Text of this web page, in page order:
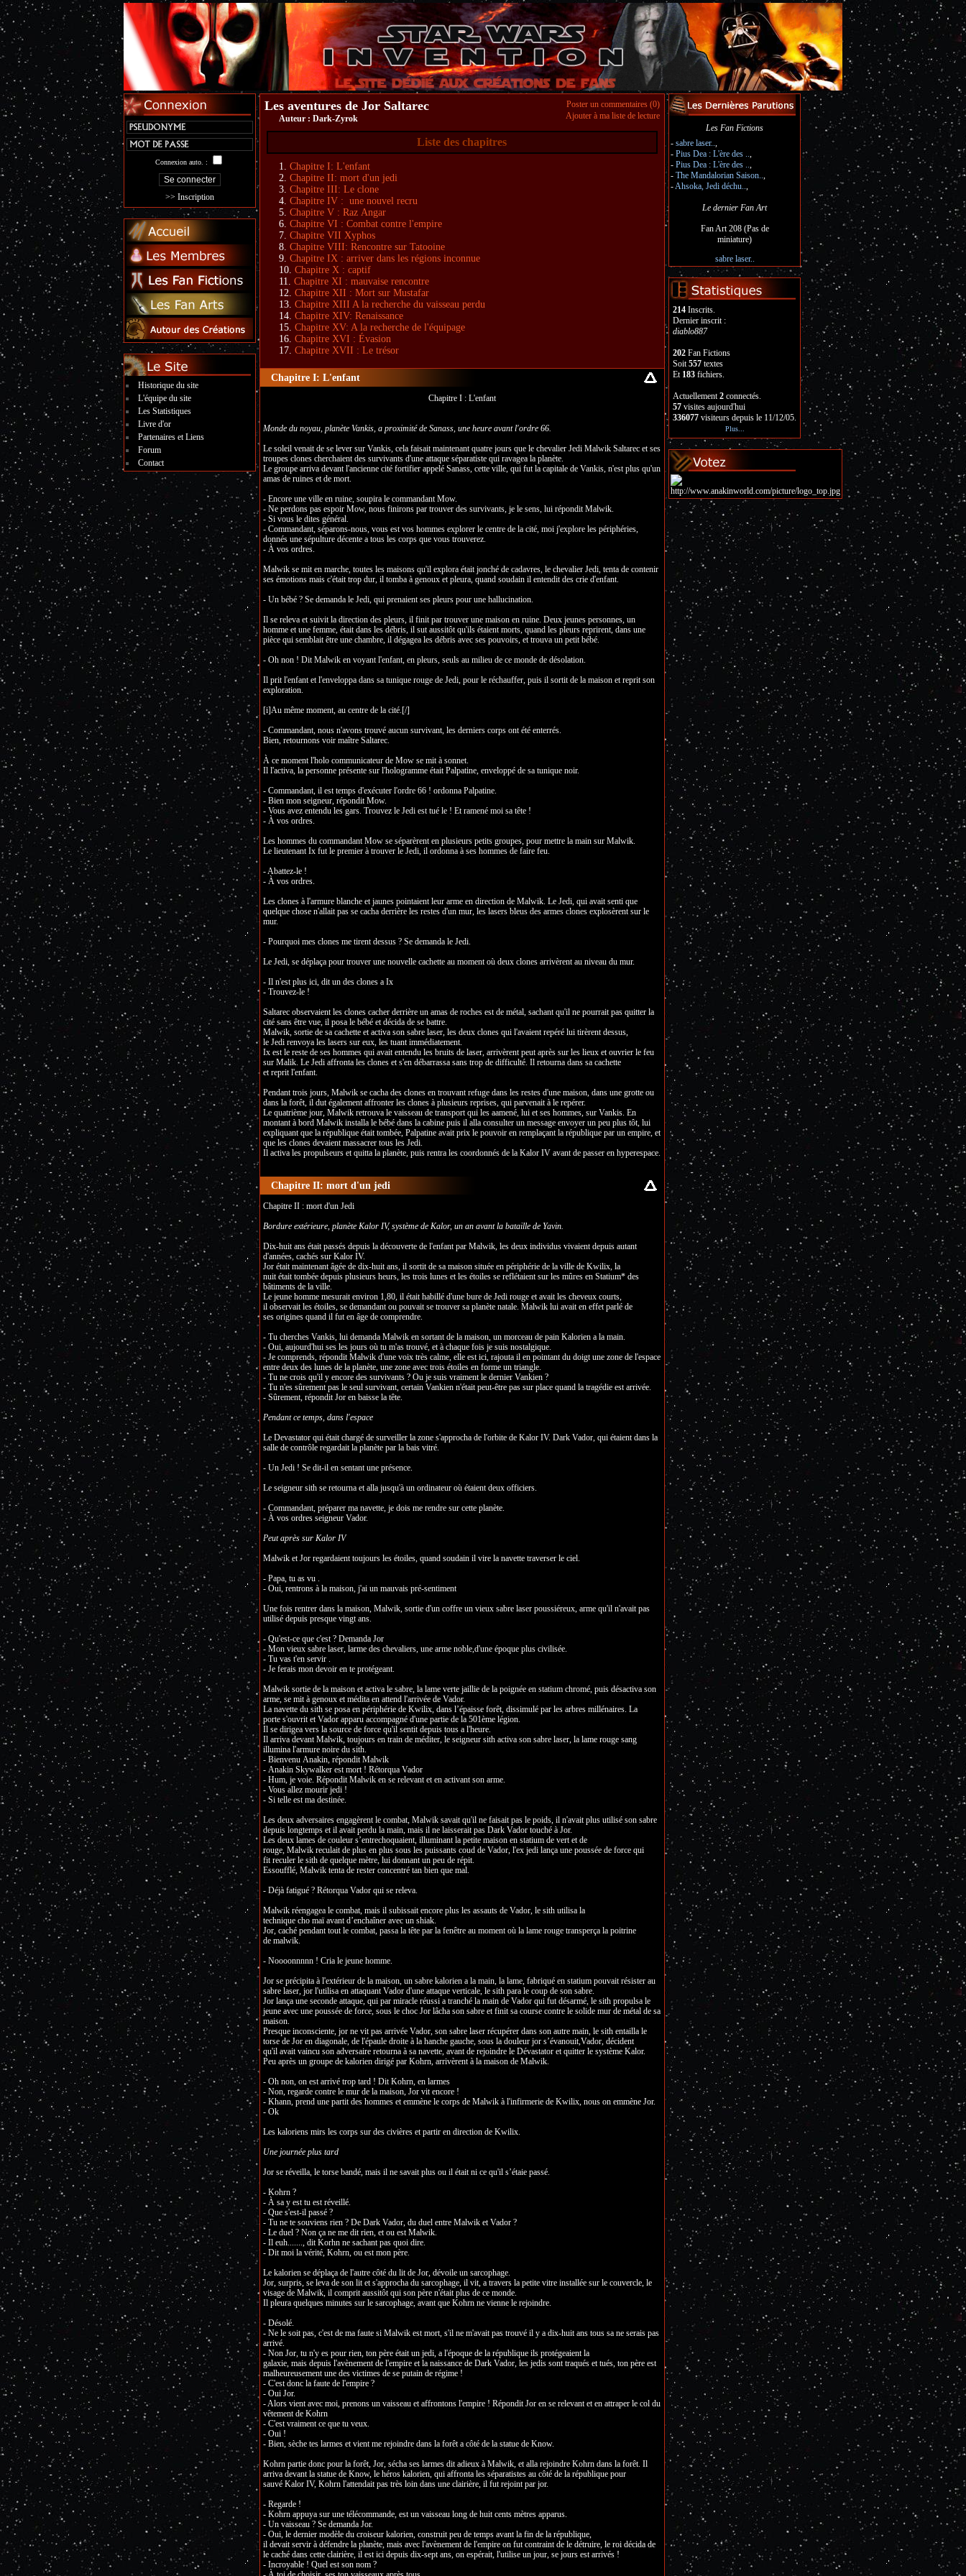
Connexion auto. :
>> Inscription
Historique du site
L'équipe du site
Les Statistiques
Livre d'or
Partenaires et Liens
Forum
Contact
Poster un commentaires (0)
Ajouter à ma liste de lecture
Les aventures de Jor Saltarec
Auteur : Dark-Zyrok
Liste des chapitres
Chapitre I: L'enfant
Chapitre II: mort d'un jedi
Chapitre III: Le clone
Chapitre IV : une nouvel recru
Chapitre V : Raz Angar
Chapitre VI : Combat contre l'empire
Chapitre VII Xyphos
Chapitre VIII: Rencontre sur Tatooine
Chapitre IX : arriver dans les régions inconnue
Chapitre X : captif
Chapitre XI : mauvaise rencontre
Chapitre XII : Mort sur Mustafar
Chapitre XIII A la recherche du vaisseau perdu
Chapitre XIV: Renaissance
Chapitre XV: A la recherche de l'équipage
Chapitre XVI : Évasion
Chapitre XVII : Le trésor
Chapitre I: L'enfant
Chapitre I : L'enfant
Monde du noyau, planète Vankis, a proximité de Sanass, une heure avant l'ordre 66.
Le soleil venait de se lever sur Vankis, cela faisait maintenant quatre jours que le chevalier Jedi Malwik Saltarec et ses
troupes clones cherchaient des survivants d'une attaque séparatiste qui ravagea la planète.
Le groupe arriva devant l'ancienne cité fortifier appelé Sanass, cette ville, qui fut la capitale de Vankis, n'est plus qu'un
amas de ruines et de mort.
- Encore une ville en ruine, soupira le commandant Mow.
- Ne perdons pas espoir Mow, nous finirons par trouver des survivants, je le sens, lui répondit Malwik.
- Si vous le dites général.
- Commandant, séparons-nous, vous est vos hommes explorer le centre de la cité, moi j'explore les périphéries,
donnés une sépulture décente a tous les corps que vous trouverez.
- À vos ordres.
Malwik se mit en marche, toutes les maisons qu'il explora était jonché de cadavres, le chevalier Jedi, tenta de contenir
ses émotions mais c'était trop dur, il tomba à genoux et pleura, quand soudain il entendit des crie d'enfant.
- Un bébé ? Se demanda le Jedi, qui prenaient ses pleurs pour une hallucination.
Il se releva et suivit la direction des pleurs, il finit par trouver une maison en ruine. Deux jeunes personnes, un
homme et une femme, était dans les débris, il sut aussitôt qu'ils étaient morts, quand les pleurs reprirent, dans une
pièce qui semblait être une chambre, il dégagea les débris avec ses pouvoirs, et trouva un petit bébé.
- Oh non ! Dit Malwik en voyant l'enfant, en pleurs, seuls au milieu de ce monde de désolation.
Il prit l'enfant et l'enveloppa dans sa tunique rouge de Jedi, pour le réchauffer, puis il sortit de la maison et reprit son
exploration.
[i]Au même moment, au centre de la cité.[/]
- Commandant, nous n'avons trouvé aucun survivant, les derniers corps ont été enterrés.
Bien, retournons voir maître Saltarec.
À ce moment l'holo communicateur de Mow se mit à sonnet.
Il l'activa, la personne présente sur l'hologramme était Palpatine, enveloppé de sa tunique noir.
- Commandant, il est temps d'exécuter l'ordre 66 ! ordonna Palpatine.
- Bien mon seigneur, répondit Mow.
- Vous avez entendu les gars. Trouvez le Jedi est tué le ! Et ramené moi sa tête !
- À vos ordres.
Les hommes du commandant Mow se séparèrent en plusieurs petits groupes, pour mettre la main sur Malwik.
Le lieutenant Ix fut le premier à trouver le Jedi, il ordonna à ses hommes de faire feu.
- Abattez-le !
- À vos ordres.
Les clones à l'armure blanche et jaunes pointaient leur arme en direction de Malwik. Le Jedi, qui avait senti que
quelque chose n'allait pas se cacha derrière les restes d'un mur, les lasers bleus des armes clones explosèrent sur le
mur.
- Pourquoi mes clones me tirent dessus ? Se demanda le Jedi.
Le Jedi, se déplaça pour trouver une nouvelle cachette au moment où deux clones arrivèrent au niveau du mur.
- Il n'est plus ici, dit un des clones a Ix
- Trouvez-le !
Saltarec observaient les clones cacher derrière un amas de roches est de métal, sachant qu'il ne pourrait pas quitter la
cité sans être vue, il posa le bébé et décida de se battre.
Malwik, sortie de sa cachette et activa son sabre laser, les deux clones qui l'avaient repéré lui tirèrent dessus,
le Jedi renvoya les lasers sur eux, les tuant immédiatement.
Ix est le reste de ses hommes qui avait entendu les bruits de laser, arrivèrent peut après sur les lieux et ouvrier le feu
sur Malik. Le Jedi affronta les clones et s'en débarrassa sans trop de difficulté. Il retourna dans sa cachette
et reprit l'enfant.
Pendant trois jours, Malwik se cacha des clones en trouvant refuge dans les restes d'une maison, dans une grotte ou
dans la forêt, il dut également affronter les clones à plusieurs reprises, qui parvenait à le repérer.
Le quatrième jour, Malwik retrouva le vaisseau de transport qui les aamené, lui et ses hommes, sur Vankis. En
montant à bord Malwik installa le bébé dans la cabine puis il alla consulter un message envoyer un peu plus tôt, lui
expliquant que la république était tombée, Palpatine avait prix le pouvoir en remplaçant la république par un empire, et
que les clones devaient massacrer tous les Jedi.
Il activa les propulseurs et quitta la planète, puis rentra les coordonnés de la Kalor IV avant de passer en hyperespace.
Chapitre II: mort d'un jedi
Chapitre II : mort d'un Jedi
Bordure extérieure, planète Kalor IV, système de Kalor, un an avant la bataille de Yavin.
Dix-huit ans était passés depuis la découverte de l'enfant par Malwik, les deux individus vivaient depuis autant
d'années, cachés sur Kalor IV.
Jor était maintenant âgée de dix-huit ans, il sortit de sa maison située en périphérie de la ville de Kwilix, la
nuit était tombée depuis plusieurs heurs, les trois lunes et les étoiles se reflétaient sur les mûres en Statium* des
bâtiments de la ville.
Le jeune homme mesurait environ 1,80, il était habillé d'une bure de Jedi rouge et avait les cheveux courts,
il observait les étoiles, se demandant ou pouvait se trouver sa planète natale. Malwik lui avait en effet parlé de
ses origines quand il fut en âge de comprendre.
- Tu cherches Vankis, lui demanda Malwik en sortant de la maison, un morceau de pain Kalorien a la main.
- Oui, aujourd'hui ses les jours où tu m'as trouvé, et à chaque fois je suis nostalgique.
- Je comprends, répondit Malwik d'une voix très calme, elle est ici, rajouta il en pointant du doigt une zone de l'espace
entre deux des lunes de la planète, une zone avec trois étoiles en forme un triangle.
- Tu ne crois qu'il y encore des survivants ? Ou je suis vraiment le dernier Vankien ?
- Tu n'es sûrement pas le seul survivant, certain Vankien n'était peut-être pas sur place quand la tragédie est arrivée.
- Sûrement, répondit Jor en baisse la tête.
Pendant ce temps, dans l'espace
Le Devastator qui était chargé de surveiller la zone s'approcha de l'orbite de Kalor IV. Dark Vador, qui étaient dans la
salle de contrôle regardait la planète par la bais vitré.
- Un Jedi ! Se dit-il en sentant une présence.
Le seigneur sith se retourna et alla jusqu'à un ordinateur où étaient deux officiers.
- Commandant, préparer ma navette, je dois me rendre sur cette planète.
- À vos ordres seigneur Vador.
Peut après sur Kalor IV
Malwik et Jor regardaient toujours les étoiles, quand soudain il vire la navette traverser le ciel.
- Papa, tu as vu .
- Oui, rentrons à la maison, j'ai un mauvais pré-sentiment
Une fois rentrer dans la maison, Malwik, sortie d'un coffre un vieux sabre laser poussiéreux, arme qu'il n'avait pas
utilisé depuis presque vingt ans.
- Qu'est-ce que c'est ? Demanda Jor
- Mon vieux sabre laser, larme des chevaliers, une arme noble,d'une époque plus civilisée.
- Tu vas t'en servir .
- Je ferais mon devoir en te protégeant.
Malwik sortie de la maison et activa le sabre, la lame verte jaillie de la poignée en statium chromé, puis désactiva son
arme, se mit à genoux et médita en attend l'arrivée de Vador.
La navette du sith se posa en périphérie de Kwilix, dans l’épaisse forêt, dissimulé par les arbres millénaires. La
porte s'ouvrit et Vador apparu accompagné d'une partie de la 501ème légion.
Il se dirigea vers la source de force qu'il sentit depuis tous a l'heure.
Il arriva devant Malwik, toujours en train de méditer, le seigneur sith activa son sabre laser, la lame rouge sang
illumina l'armure noire du sith.
- Bienvenu Anakin, répondit Malwik
- Anakin Skywalker est mort ! Rétorqua Vador
- Hum, je voie. Répondit Malwik en se relevant et en activant son arme.
- Vous allez mourir jedi !
- Si telle est ma destinée.
Les deux adversaires engagèrent le combat, Malwik savait qu'il ne faisait pas le poids, il n'avait plus utilisé son sabre
depuis longtemps et il avait perdu la main, mais il ne laisserait pas Dark Vador touché à Jor.
Les deux lames de couleur s’entrechoquaient, illuminant la petite maison en statium de vert et de
rouge, Malwik reculait de plus en plus sous les puissants coud de Vador, l'ex jedi lança une poussée de force qui
fit reculer le sith de quelque mètre, lui donnant un peu de répit.
Essoufflé, Malwik tenta de rester concentré tan bien que mal.
- Déjà fatigué ? Rétorqua Vador qui se releva.
Malwik réengagea le combat, mais il subissait encore plus les assauts de Vador, le sith utilisa la
technique cho maï avant d’enchaîner avec un shiak.
Jor, caché pendant tout le combat, passa la tête par la fenêtre au moment où la lame rouge transperça la poitrine
de malwik.
- Noooonnnnn ! Cria le jeune homme.
Jor se précipita à l'extérieur de la maison, un sabre kalorien a la main, la lame, fabriqué en statium pouvait résister au
sabre laser, jor l'utilisa en attaquant Vador d'une attaque verticale, le sith para le coup de son sabre.
Jor lança une seconde attaque, qui par miracle réussi a tranché la main de Vador qui fut désarmé, le sith propulsa le
jeune avec une poussée de force, sous le choc Jor lâcha son sabre et finit sa course contre le solide mur de métal de sa
maison.
Presque inconsciente, jor ne vit pas arrivée Vador, son sabre laser récupérer dans son autre main, le sith entailla le
torse de Jor en diagonale, de l'épaule droite à la hanche gauche, sous la douleur jor s’évanouit,Vador, décident
qu'il avait vaincu son adversaire retourna à sa navette, avant de rejoindre le Dévastator et quitter le système Kalor.
Peu après un groupe de kalorien dirigé par Kohrn, arrivèrent à la maison de Malwik.
- Oh non, on est arrivé trop tard ! Dit Kohrn, en larmes
- Non, regarde contre le mur de la maison, Jor vit encore !
- Khann, prend une partit des hommes et emmène le corps de Malwik à l'infirmerie de Kwilix, nous on emmène Jor.
- Ok
Les kaloriens mirs les corps sur des civières et partir en direction de Kwilix.
Une journée plus tard
Jor se réveilla, le torse bandé, mais il ne savait plus ou il était ni ce qu'il s’étaie passé.
- Kohrn ?
- À sa y est tu est réveillé.
- Que s'est-il passé ?
- Tu ne te souviens rien ? De Dark Vador, du duel entre Malwik et Vador ?
- Le duel ? Non ça ne me dit rien, et ou est Malwik.
- Il euh......., dit Korhn ne sachant pas quoi dire.
- Dit moi la vérité, Kohrn, ou est mon père.
Le kalorien se déplaça de l'autre côté du lit de Jor, dévoile un sarcophage.
Jor, surpris, se leva de son lit et s'approcha du sarcophage, il vit, a travers la petite vitre installée sur le couvercle, le
visage de Malwik, il comprit aussitôt qui son père n'était plus de ce monde.
Il pleura quelques minutes sur le sarcophage, avant que Kohrn ne vienne le rejoindre.
- Désolé.
- Ne le soit pas, c'est de ma faute si Malwik est mort, s'il ne m'avait pas trouvé il y a dix-huit ans tous sa ne serais pas
arrivé.
- Non Jor, tu n'y es pour rien, ton père était un jedi, a l'époque de la république ils protégeaient la
galaxie, mais depuis l'avènement de l'empire et la naissance de Dark Vador, les jedis sont traqués et tués, ton père est
malheureusement une des victimes de se putain de régime !
- C'est donc la faute de l'empire ?
- Oui Jor.
- Alors vient avec moi, prenons un vaisseau et affrontons l'empire ! Répondit Jor en se relevant et en attraper le col du
vêtement de Kohrn
- C'est vraiment ce que tu veux.
- Oui !
- Bien, sèche tes larmes et vient me rejoindre dans la forêt a côté de la statue de Know.
Kohrn partie donc pour la forêt, Jor, sécha ses larmes dit adieux à Malwik, et alla rejoindre Kohrn dans la forêt. Il
arriva devant la statue de Know, le héros kalorien, qui affronta les séparatistes au côté de la république pour
sauvé Kalor IV, Kohrn l'attendait pas très loin dans une clairière, il fut rejoint par jor.
- Regarde !
- Kohrn appuya sur une télécommande, est un vaisseau long de huit cents mètres apparus.
- Un vaisseau ? Se demanda Jor.
- Oui, le dernier modèle du croiseur kalorien, construit peu de temps avant la fin de la république,
il devait servir à défendre la planète, mais avec l'avènement de l'empire on fut contraint de le détruire, le roi décida de
le caché dans cette clairière, il est ici depuis dix-sept ans, on espérait, l'utilise un jour, se jours est arrivés !
- Incroyable ! Quel est son nom ?
Les Fan Fictions
- sabre laser..,
- Pius Dea : L'ère des ..,
- Pius Dea : L'ère des ..,
- The Mandalorian Saison..,
-Ahsoka, Jedi déchu..,
Le dernier Fan Art
Fan Art 208 (Pas de
miniature)
sabre laser..
214 Inscrits.
Dernier inscrit :
diablo887
202 Fan Fictions
Soit557 textes
Et 183 fichiers.
Actuellement2 connectés.
57 visites aujourd'hui
336077 visiteurs depuis le 11/12/05.
Plus...